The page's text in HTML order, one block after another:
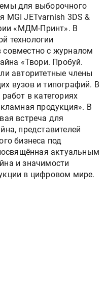
для выборочного
MGI JETvarnish 3DS &
«МДМ-Принт». В
технологии
совместно с журналом
«Твори. Пробуй.
авторитетные члены
вузов и типографий. В
в категориях
продукция». В
встреча для
представителей
бизнеса под
актуальным
и значимости
в цифровом мире.